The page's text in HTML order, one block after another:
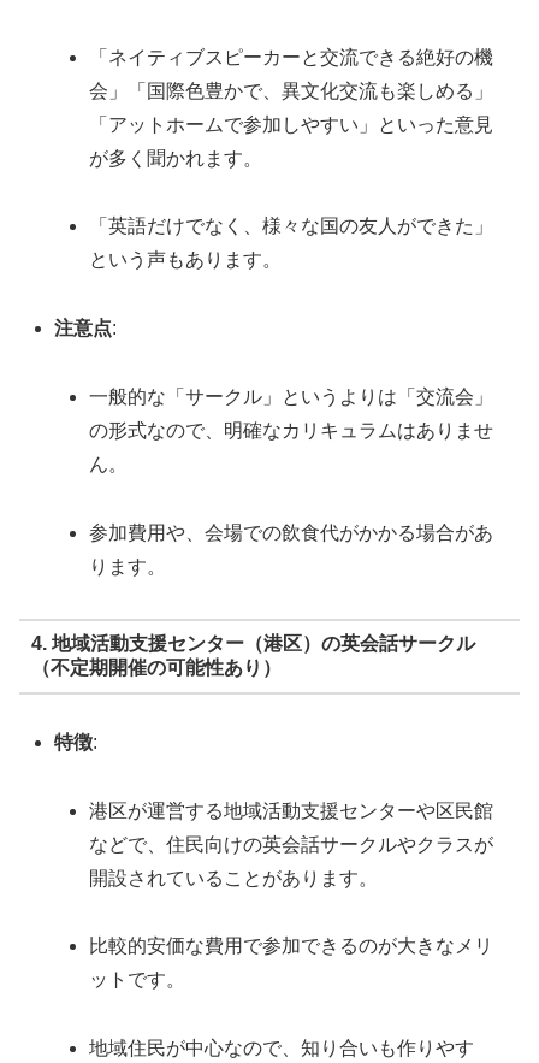
「ネイティブスピーカーと交流できる絶好の機
会」「国際色豊かで、異文化交流も楽しめる」
「アットホームで参加しやすい」といった意見
が多く聞かれます。
「英語だけでなく、様々な国の友人ができた」
という声もあります。
注意点:
一般的な「サークル」というよりは「交流会」
の形式なので、明確なカリキュラムはありませ
ん。
参加費用や、会場での飲食代がかかる場合があ
ります。
4. 地域活動支援センター（港区）の英会話サークル
（不定期開催の可能性あり）
特徴:
港区が運営する地域活動支援センターや区民館
などで、住民向けの英会話サークルやクラスが
開設されていることがあります。
比較的安価な費用で参加できるのが大きなメリ
ットです。
地域住民が中心なので、知り合いも作りやす